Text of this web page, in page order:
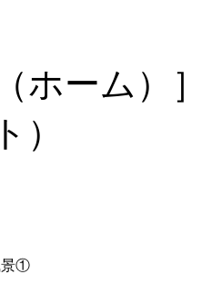
（ホーム
）
景①